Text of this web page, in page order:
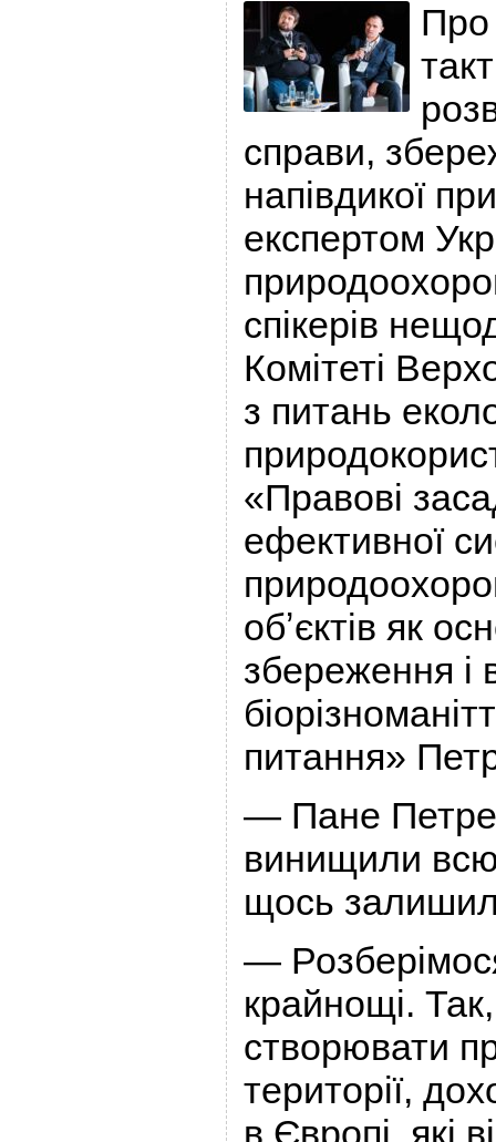
Про
справи,
напівдикої
експертом
спікерів
Комітеті
з питань
«Правові
ефективної
обʼєктів як
збереження і
питання»
— Пане
винищили
щось
—
крайнощі.
створювати
території,
в Європі, які